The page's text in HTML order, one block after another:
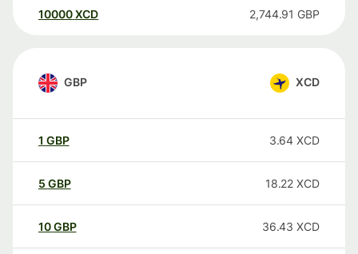
10000 XCD 2,744.91 GBP
GBP XCD
1 GBP 3.64 XCD
5 GBP 18.22 XCD
10GBP 36.43 XCD